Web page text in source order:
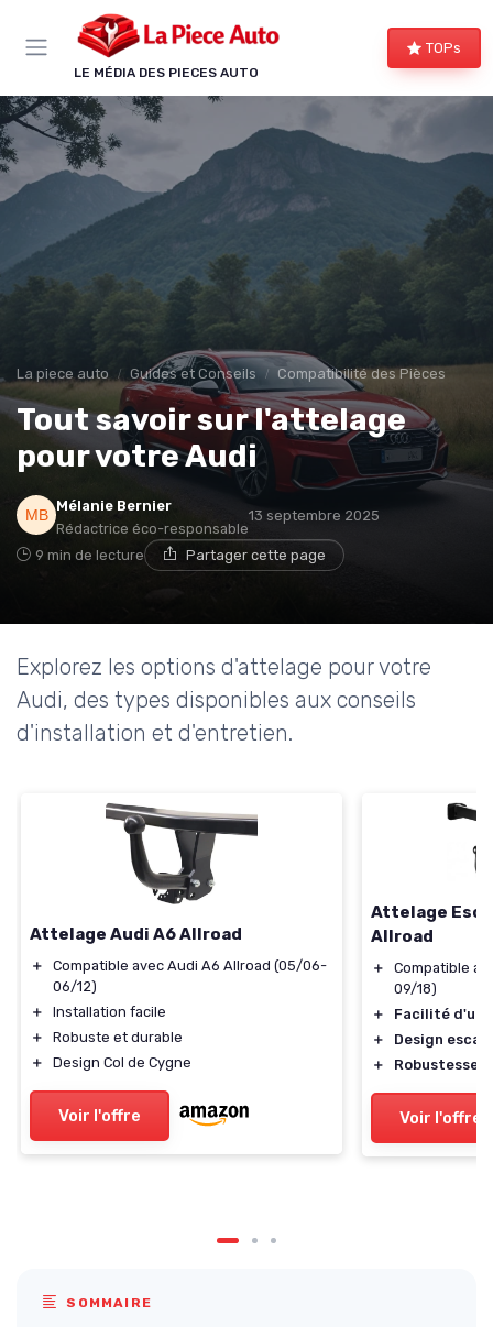
LE MÉDIA DES PIECES AUTO
TOPs
La piece auto Guides et Conseils Compatibilité des Pièces
Tout savoir sur l'attelage
pour votre Audi
Mélanie Bernier
Rédactrice éco-responsable
13 septembre 2025
9 min de lecture Partager cette page
Explorez les options d'attelage pour votre
Audi, des types disponibles aux conseils
d'installation et d'entretien.
Attelage Audi A6 Allroad
＋
Compatible avec Audi A6 Allroad (05/06-
06/12)
＋
Installation facile
＋
Robuste et durable
＋
Design Col de Cygne
Voir l'offre
Attelage
Allroad
＋
Compatible
09/18)
＋
Facilité
＋
Design
＋
Robustesse
Voir l'offre
SOMMAIRE
Panneau de gestion des cookies